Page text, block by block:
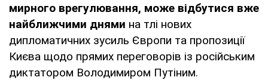
мирного врегулювання, може відбутися вже
найближчими днями на тлі нових
дипломатичних зусиль Європи та пропозиції
Києва щодо прямих переговорів із російським
диктатором Володимиром Путіним.